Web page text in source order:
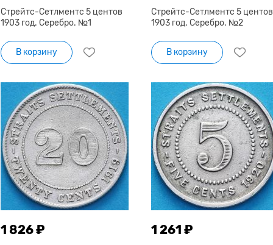
Стрейтс-Сетлментс 5 центов
1903 год. Серебро. №1
В корзину
Стрейтс-Сетлментс 5 центов
1903 год. Серебро. №2
В корзину
1 826 ₽ 1 261 ₽